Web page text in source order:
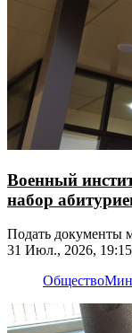
Военный
набор
31 Июл., 2026, 19:15
Общество